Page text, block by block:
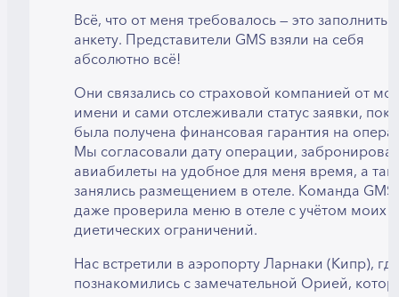
Всё, что от меня требовалось — это заполнить
анкету. Представители GMS взяли на себя
абсолютно всё!
Они связались со страховой компанией от
имени и сами отслеживали статус заявки,
была получена финансовая гарантия на
Мы согласовали дату операции,
авиабилеты на удобное для меня время, а
занялись размещением в отеле. Команда GMS
даже проверила меню в отеле с учётом моих
диетических ограничений.
Нас встретили в аэропорту Ларнаки (Кипр),
познакомились с замечательной Орией,